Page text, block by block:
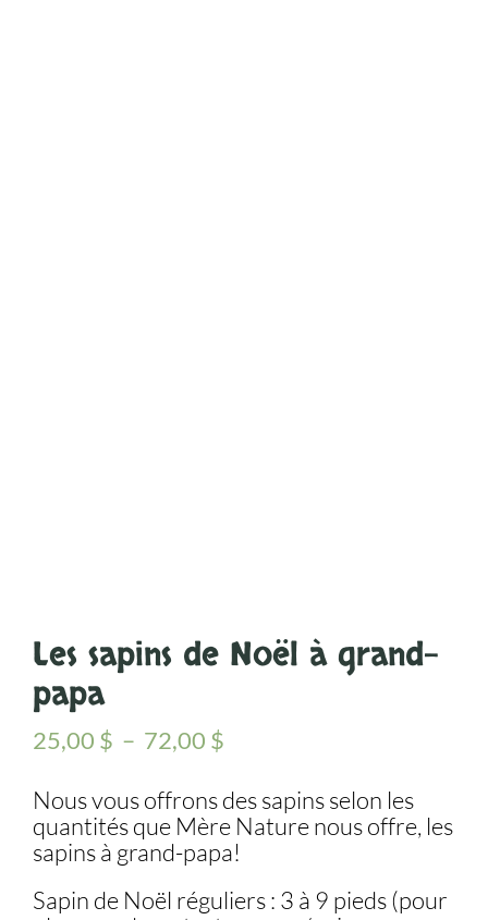
Les sapins de Noël à grand-
papa
25,00 $ – 72,00 $Plage
prix :
25,00 $
à
72,00 $
Nous vous offrons des sapins selon les
quantités que Mère Nature nous offre, les
sapins à grand-papa!
Sapin de Noël réguliers : 3 à 9 pieds (pour